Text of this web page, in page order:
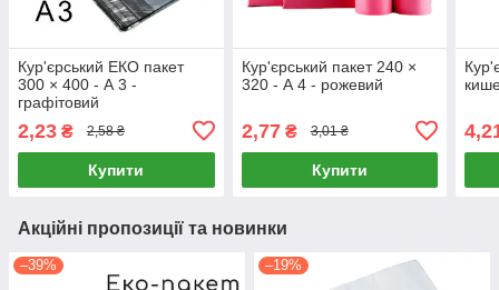
Кур'єрський ЕКО пакет
300 × 400 - А 3 -
графітовий
2,23 ₴ 2,58 ₴
Купити
Кур'єрський пакет 240 ×
320 - А 4 - рожевий
2,77₴ 3,01 ₴
Купити
Акційні пропозиції та новинки
–39% –19%